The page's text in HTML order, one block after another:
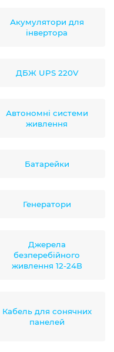
Акумулятори для
інвертора
ДБЖ UPS 220V
Автономні системи
живлення
Батарейки
Генератори
Джерела
безперебійного
живлення 12-24В
Кабель для сонячних
панелей